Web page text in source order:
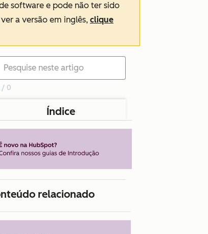
software e pode não ter sido
a versão em inglês, clique
/ 0
Índice
relacionado